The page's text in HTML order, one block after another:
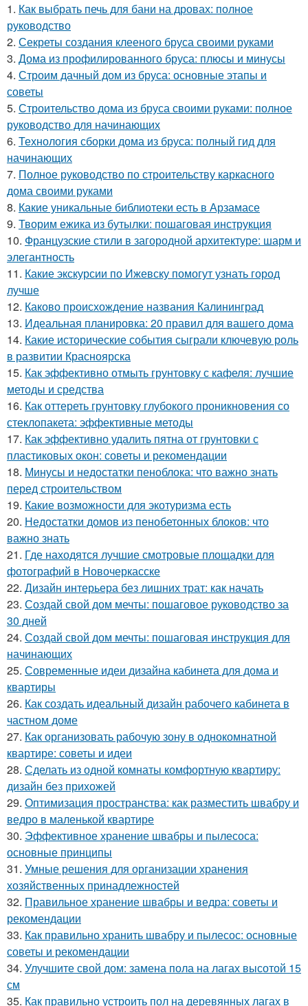
1. Как выбрать печь для бани на дровах: полное
руководство
2. Секреты создания клееного бруса своими руками
3. Дома из профилированного бруса: плюсы и минусы
4. Строим дачный дом из бруса: основные этапы и
советы
5. Строительство дома из бруса своими руками: полное
руководство для начинающих
6. Технология сборки дома из бруса: полный гид для
начинающих
7. Полное руководство по строительству каркасного
дома своими руками
8. Какие уникальные библиотеки есть в Арзамасе
9. Творим ежика из бутылки: пошаговая инструкция
10. Французские стили в загородной архитектуре: шарм и
элегантность
11. Какие экскурсии по Ижевску помогут узнать город
лучше
12. Каково происхождение названия Калининград
13. Идеальная планировка: 20 правил для вашего дома
14. Какие исторические события сыграли ключевую роль
в развитии Красноярска
15. Как эффективно отмыть грунтовку с кафеля: лучшие
методы и средства
16. Как оттереть грунтовку глубокого проникновения со
стеклопакета: эффективные методы
17. Как эффективно удалить пятна от грунтовки с
пластиковых окон: советы и рекомендации
18. Минусы и недостатки пеноблока: что важно знать
перед строительством
19. Какие возможности для экотуризма есть
20. Недостатки домов из пенобетонных блоков: что
важно знать
21. Где находятся лучшие смотровые площадки для
фотографий в Новочеркасске
22. Дизайн интерьера без лишних трат: как начать
23. Создай свой дом мечты: пошаговое руководство за
30 дней
24. Создай свой дом мечты: пошаговая инструкция для
начинающих
25. Современные идеи дизайна кабинета для дома и
квартиры
26. Как создать идеальный дизайн рабочего кабинета в
частном доме
27. Как организовать рабочую зону в однокомнатной
квартире: советы и идеи
28. Сделать из одной комнаты комфортную квартиру:
дизайн без прихожей
29. Оптимизация пространства: как разместить швабру и
ведро в маленькой квартире
30. Эффективное хранение швабры и пылесоса:
основные принципы
31. Умные решения для организации хранения
хозяйственных принадлежностей
32. Правильное хранение швабры и ведра: советы и
рекомендации
33. Как правильно хранить швабру и пылесос: основные
советы и рекомендации
34. Улучшите свой дом: замена пола на лагах высотой 15
см
35. Как правильно устроить пол на деревянных лагах в